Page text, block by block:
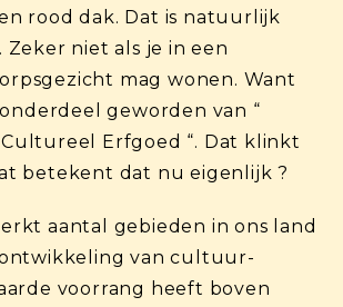
rood dak. Dat is natuurlijk
Zeker niet als je in een
mag wonen. Want
geworden van “
Erfgoed “. Dat klinkt
betekent dat nu eigenlijk ?
aantal gebieden in ons land
van cultuur-
voorrang heeft boven